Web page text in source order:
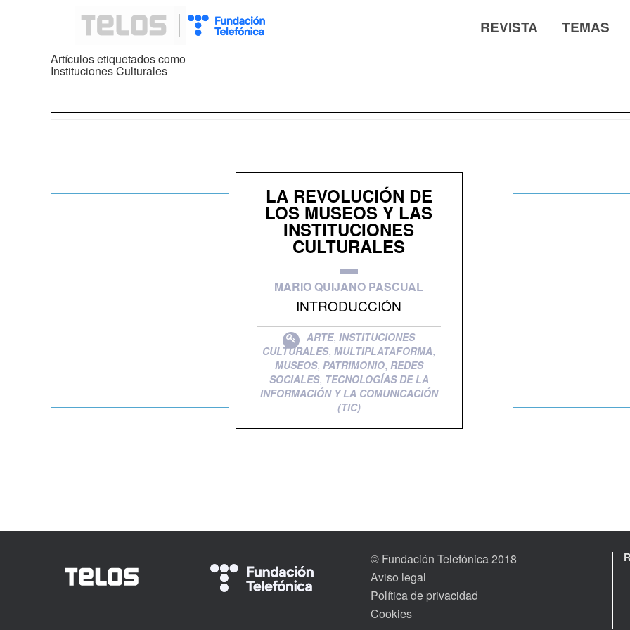
REVISTA TEMAS
Artículos etiquetados como
Instituciones Culturales
LA REVOLUCIÓN DE
LOS MUSEOS Y LAS
INSTITUCIONES
CULTURALES
MARIO QUIJANO PASCUAL
INTRODUCCIÓN
ARTE, INSTITUCIONES
CULTURALES, MULTIPLATAFORMA,
MUSEOS, PATRIMONIO, REDES
SOCIALES, TECNOLOGÍAS DE LA
INFORMACIÓN Y LA COMUNICACIÓN
(TIC)
© Fundación Telefónica 2018
Aviso legal
Política de privacidad
Cookies